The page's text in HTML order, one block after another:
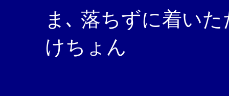
ま､ 落ちずに着い
けちょん